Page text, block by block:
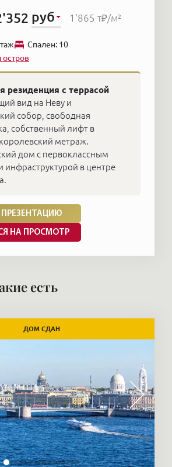
руб 1'865 т₽/м²
Cпален: 10
остров
резиденция с террасой
вид на Неву и
собор, свободная
собственный лифт в
метраж.
дом с первоклассным
инфраструктурой в центре
ПРЕЗЕНТАЦИЮ
НА ПРОСМОТР
есть
ДОМ СДАН